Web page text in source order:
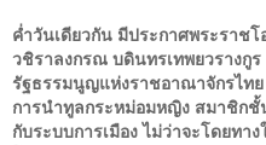
ค่ำวันเดียวกัน มีประกาศพระราชโ
วชิราลงกรณ บดินทรเทพยวรางกู
รัฐธรรมนูญแห่งราชอาณาจักรไทย
การนำทูลกระหม่อมหญิง สมาชิกชั้
กับระบบการเมือง ไม่ว่าจะโดยทา